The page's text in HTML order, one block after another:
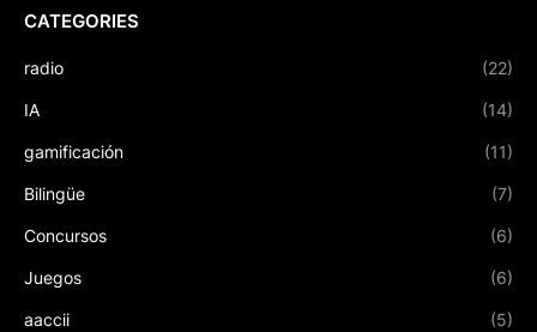
CATEGORIES
radio (22)
IA (14)
gamificación (11)
Bilingüe (7)
Concursos (6)
Juegos (6)
aaccii (5)